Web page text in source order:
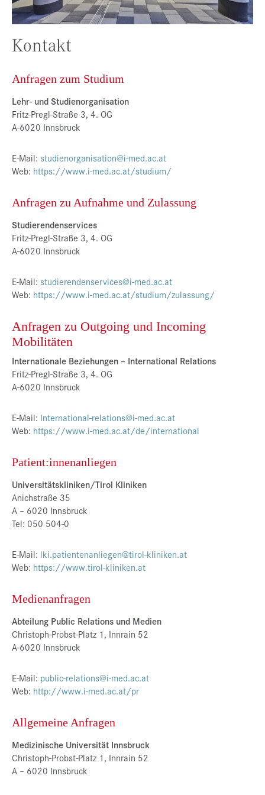
Presse
Jobs
Datenschutz
Service-Links
de |en
Kontakt
Anfragen zum Studium
Lehr- und Studienorganisation
Fritz-Pregl-Straße 3, 4. OG
A-6020 Innsbruck
E-Mail: studienorganisation@i-med.ac.at
Web: https://www.i-med.ac.at/studium/
Anfragen zu Aufnahme und Zulassung
Studierendenservices
Fritz-Pregl-Straße 3, 4. OG
A-6020 Innsbruck
E-Mail: studierendenservices@i-med.ac.at
Web: https://www.i-med.ac.at/studium/zulassung/
Anfragen zu Outgoing und Incoming
Mobilitäten
Internationale Beziehungen – International Relations
Fritz-Pregl-Straße 3, 4. OG
A-6020 Innsbruck
E-Mail: International-relations@i-med.ac.at
Web: https://www.i-med.ac.at/de/international
Patient:innenanliegen
Universitätskliniken/Tirol Kliniken
Anichstraße 35
A – 6020 Innsbruck
Tel: 050 504-0
E-Mail: lki.patientenanliegen@tirol-kliniken.at
Web: https://www.tirol-kliniken.at
Medienanfragen
Abteilung Public Relations und Medien
Christoph-Probst-Platz 1, Innrain 52
A-6020 Innsbruck
E-Mail: public-relations@i-med.ac.at
Web: http://www.i-med.ac.at/pr
Allgemeine Anfragen
Medizinische Universität Innsbruck
Christoph-Probst-Platz 1, Innrain 52
A – 6020 Innsbruck